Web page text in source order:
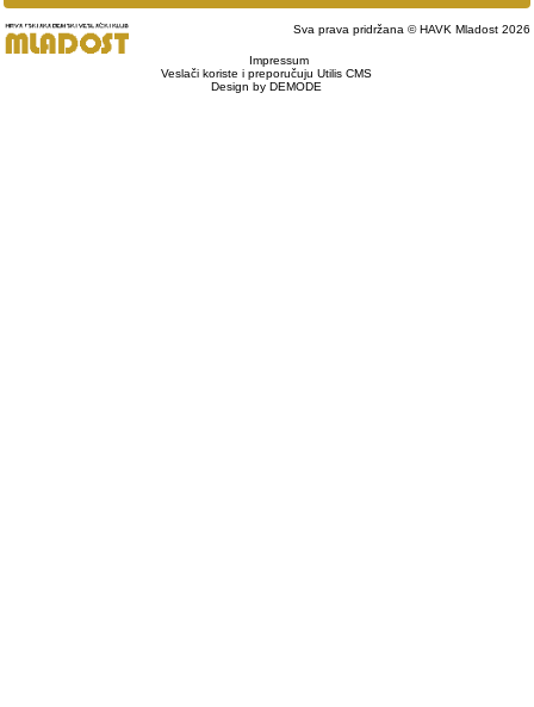
Sva prava pridržana © HAVK Mladost 2026
Impressum
Veslači koriste i preporučuju Utilis CMS
Design by DEMODE